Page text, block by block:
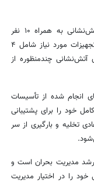
وزارت نفت با بیان اینکه از منطقه ویژه پارس، ۴ دستگاه خودروی آتش‌نشانی به همراه ۱۰ نفر
آتش‌نشان به محل حادثه اعزام شد، گفت: در مجموع، ۲۰ دستگاه خودروی آتش‌نشانی و تجهیزات مورد نیاز شامل ۴
آتش‌نشانی چندمنظوره از
انجام شده از تأسیسات
خود را برای پشتیبانی
تخلیه و بارگیری از سر
مدیریت بحران است و
را در اختیار مدیریت